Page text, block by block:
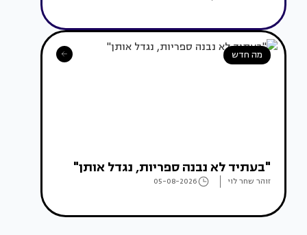
מה חדש
"בעתיד לא נבנה ספריות, נגדל אותן"
זוהר שחר לוי 05-08-2026